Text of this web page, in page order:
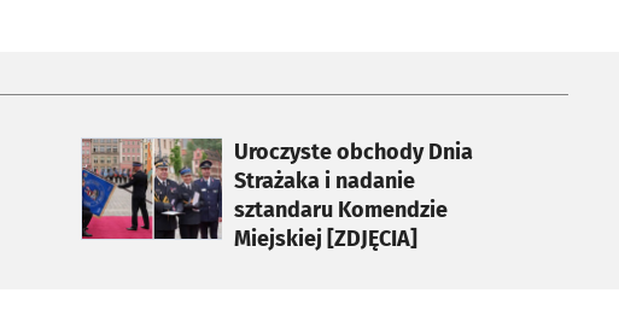
Uroczyste obchody Dnia
Strażaka i nadanie
sztandaru Komendzie
Miejskiej [ZDJĘCIA]
otworzy się w nowej karcie